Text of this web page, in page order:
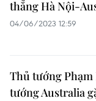
thẳng Hà Nội-
04/06/2023 12:59
Thủ tướng
tướng Australia